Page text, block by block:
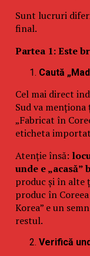
Sunt lucruri
final.
Partea 1: Este
Caută
Cel mai direct
Sud va menționa
„Fabricat în
eticheta
Atenție însă:
unde e „acasă”
produc și în alte
produc în
Korea” e un
restul.
Verifică